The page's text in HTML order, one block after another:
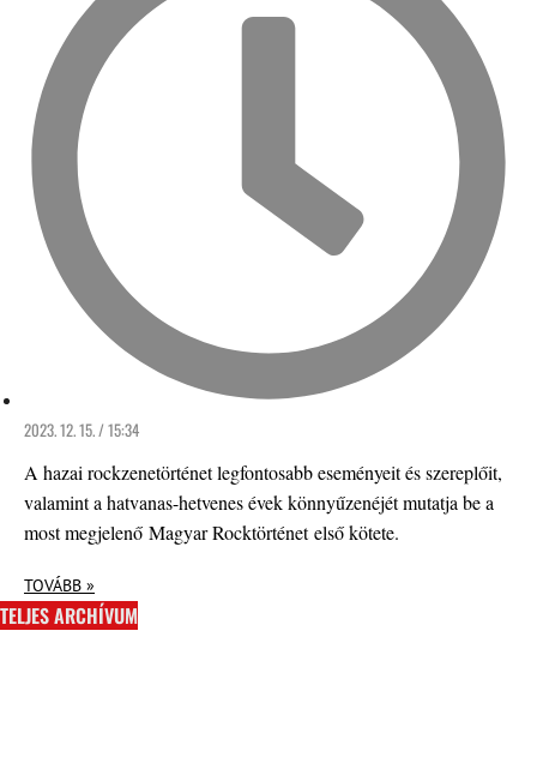
2023. 12. 15. / 15:34
A hazai rockzenetörténet legfontosabb eseményeit és szereplőit,
valamint a hatvanas-hetvenes évek könnyűzenéjét mutatja be a
most megjelenő Magyar Rocktörténet első kötete.
TOVÁBB »
TELJES ARCHÍVUM